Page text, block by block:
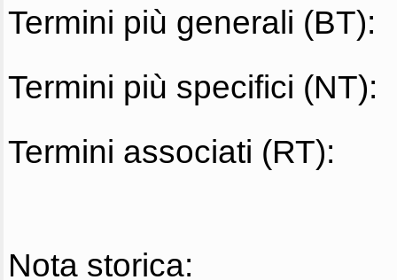
Termini più generali (BT):
Termini più specifici (NT):
Termini associati (RT):
Nota storica: